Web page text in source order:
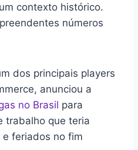
contexto histórico.
números
dos principais players
anunciou a
no Brasil para
trabalho que teria
feriados no fim